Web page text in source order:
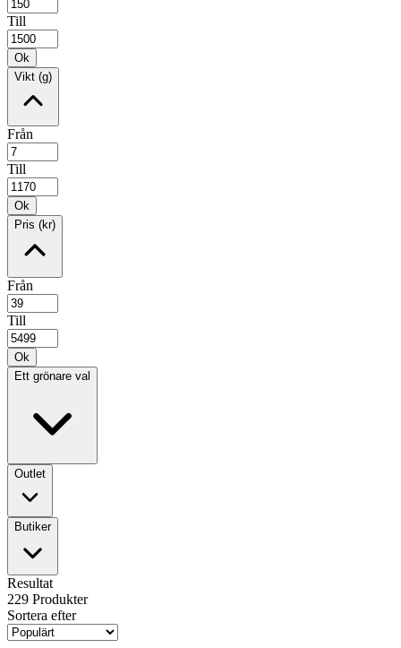
Till
Ok
Vikt (g)
Från
Till
Ok
Pris (kr)
Från
Till
Ok
Ett grönare val
Outlet
Butiker
Resultat
229 Produkter
Sortera efter